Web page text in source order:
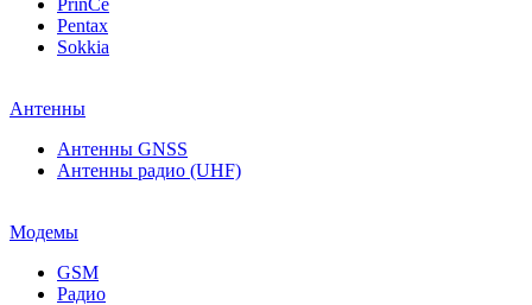
Pentax
Sokkia
Антенны
Антенны GNSS
Антенны радио (UHF)
Модемы
GSM
Радио